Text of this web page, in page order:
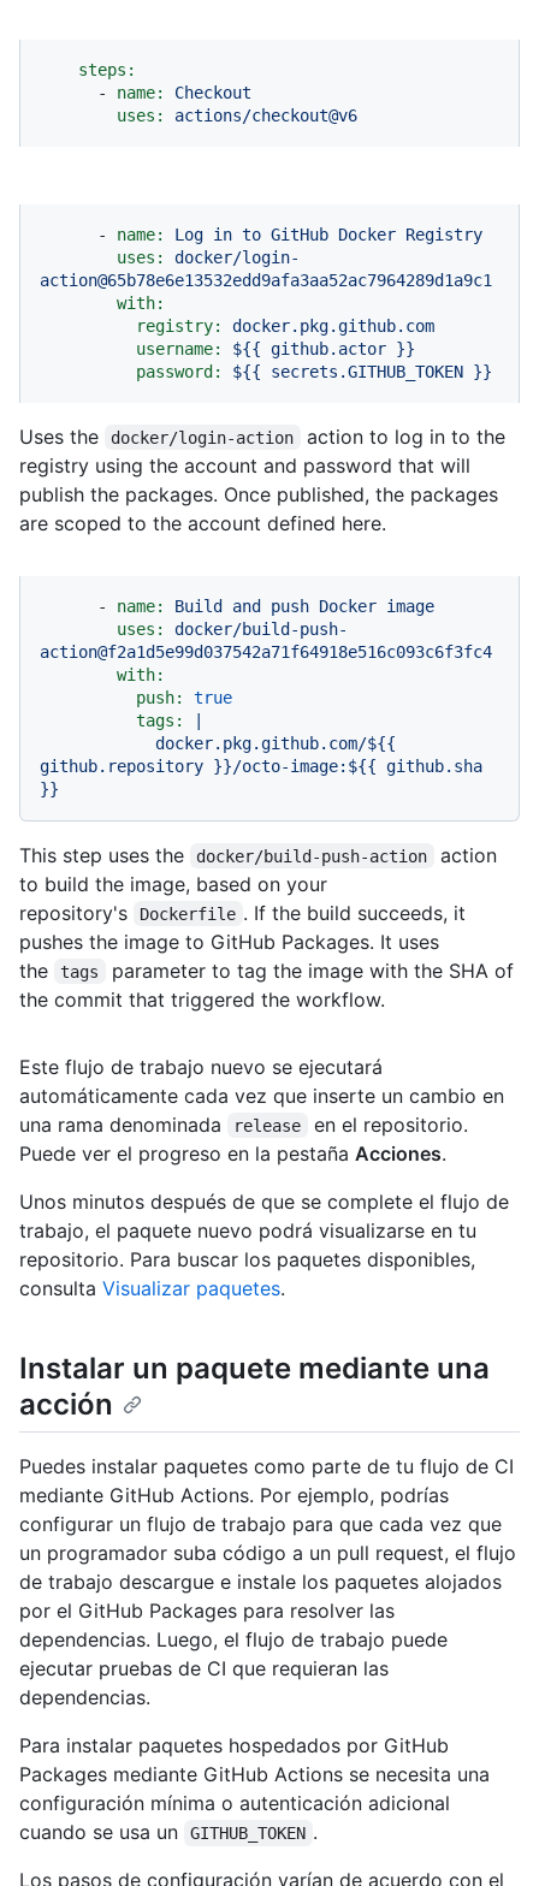
steps:
-
name:
Checkout
uses:
actions/checkout@v6
- name: Log in to GitHub Docker Registry
uses:
docker/login-
action@65b78e6e13532edd9afa3aa52ac7964289d1a9c1
with:
registry:
docker.pkg.github.com
username:
${{ github.actor }}
password:
${{ secrets.GITHUB_TOKEN }}
Uses the docker/login-action
action to log in to the
registry using the account and password that will
publish the packages. Once published, the packages
are scoped to the account defined here.
- name: Build and push Docker image
uses:
docker/build-push-
action@f2a1d5e99d037542a71f64918e516c093c6f3fc4
with:
push:
true
tags:
docker.pkg.github.com/${{
github.repository }}/octo-image:${{ github.sha
}}
This step uses the docker/build-push-action
action
to build the image, based on your
repository's
Dockerfile . If the build succeeds, it
pushes the image to GitHub Packages. It uses
the
tags
parameter to tag the image with the SHA of
the commit that triggered the workflow.
Este flujo de trabajo nuevo se ejecutará
automáticamente cada vez que inserte un cambio en
una rama denominada
release
en el repositorio.
Puede ver el progreso en la pestaña Acciones.
Unos minutos después de que se complete el flujo de
trabajo, el paquete nuevo podrá visualizarse en tu
repositorio. Para buscar los paquetes disponibles,
consulta Visualizar paquetes.
Instalar un paquete mediante una
acción
Puedes instalar paquetes como parte de tu flujo de CI
mediante GitHub Actions. Por ejemplo, podrías
configurar un flujo de trabajo para que cada vez que
un programador suba código a un pull request, el flujo
de trabajo descargue e instale los paquetes alojados
por el GitHub Packages para resolver las
dependencias. Luego, el flujo de trabajo puede
ejecutar pruebas de CI que requieran las
dependencias.
Para instalar paquetes hospedados por GitHub
Packages mediante GitHub Actions se necesita una
configuración mínima o autenticación adicional
cuando se usa un
GITHUB_TOKEN .
Los pasos de configuración varían de acuerdo con el